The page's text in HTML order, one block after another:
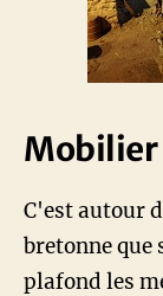
Mobilier
C'est autour
bretonne que
plafond les